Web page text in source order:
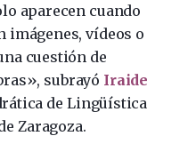
aparecen cuando
imágenes, vídeos o
cuestión de
subrayó Iraide
de Lingüística
Zaragoza.